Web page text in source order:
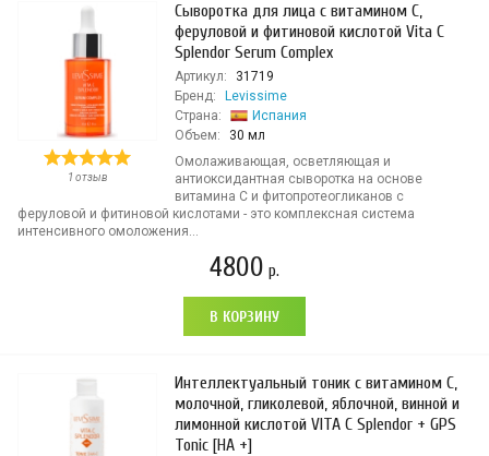
1 отзыв
Сыворотка для лица с витамином С,
феруловой и фитиновой кислотой Vita C
Splendor Serum Complex
Артикул:
31719
Бренд:
Levissime
Страна:
Испания
Объем:
30 мл
Омолаживающая, осветляющая и
антиоксидантная сыворотка на основе
витамина С и фитопротеогликанов с
феруловой и фитиновой кислотами - это комплексная система
интенсивного омоложения...
4800 р.
В КОРЗИНУ
Интеллектуальный тоник с витамином С,
молочной, гликолевой, яблочной, винной и
лимонной кислотой VITA C Splendor + GPS
Tonic [HA +]